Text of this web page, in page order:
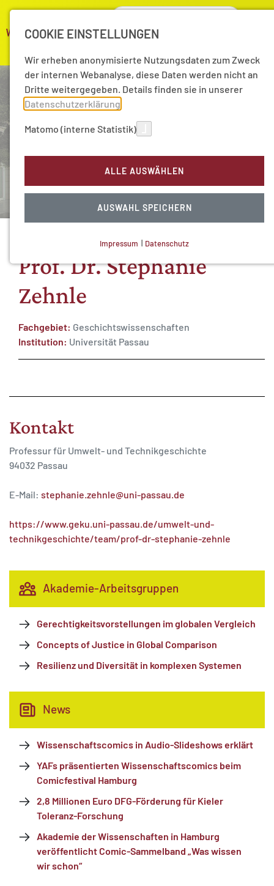
Prof. Dr. Stephanie
Zehnle
Fachgebiet: Geschichtswissenschaften
Institution: Universität Passau
Kontakt
Professur für Umwelt- und Technikgeschichte
94032 Passau
E-Mail: stephanie.zehnle@uni-passau.de
https://www.geku.uni-passau.de/umwelt-und-
technikgeschichte/team/prof-dr-stephanie-zehnle
Akademie-Arbeitsgruppen
Gerechtigkeitsvorstellungen im globalen Vergleich
Concepts of Justice in Global Comparison
Resilienz und Diversität in komplexen Systemen
News
Wissenschaftscomics in Audio-Slideshows erklärt
YAFs präsentierten Wissenschaftscomics beim
Comicfestival Hamburg
2,8 Millionen Euro DFG-Förderung für Kieler
Toleranz-Forschung
Akademie der Wissenschaften in Hamburg
veröffentlicht Comic-Sammelband „Was wissen
wir schon“
COOKIE EINSTELLUNGEN
Wir erheben anonymisierte Nutzungsdaten zum Zweck
der internen Webanalyse, diese Daten werden nicht an
Dritte weitergegeben. Details finden sie in unserer
Datenschutzerklärung
Matomo (interne Statistik)
ALLE AUSWÄHLEN
AUSWAHL SPEICHERN
Technisch notwendig.
unsere Besucher unsere Website nutzen.
Matomo
Impressum | Datenschutz